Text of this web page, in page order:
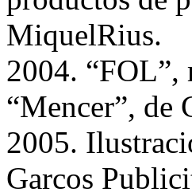
MiquelRius.
2004. “FOL”,
“Mencer”, de
2005.
Garcos